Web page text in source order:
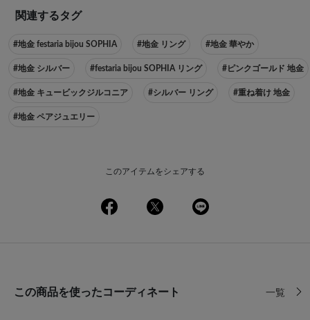
関連するタグ
#地金 festaria bijou SOPHIA #地金 リング #地金 華やか
#地金 シルバー #festaria bijou SOPHIA リング #ピンクゴールド 地金
#地金 キュービックジルコニア #シルバー リング #重ね着け 地金
#地金 ペアジュエリー
このアイテムをシェアする
この商品を使ったコーディネート 一覧